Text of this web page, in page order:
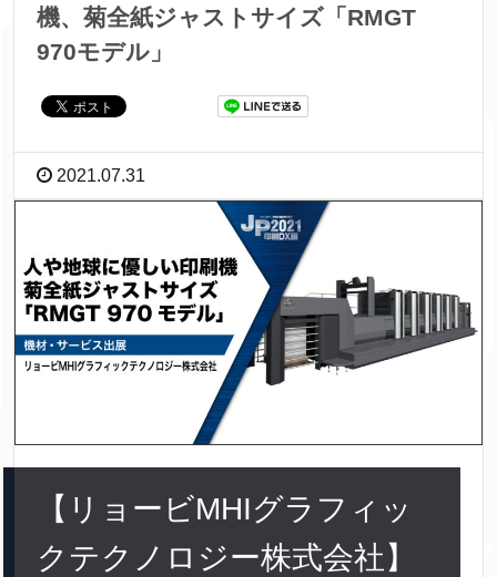
機、菊全紙ジャストサイズ「RMGT
970モデル」
2021.07.31
【リョービMHIグラフィッ
クテクノロジー株式会社】